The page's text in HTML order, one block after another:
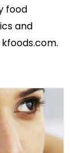
food
and